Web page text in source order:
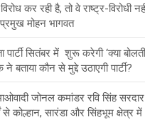
कर रही है, तो वे राष्ट्र-विरोधी
मोहन भागवत
सितंबर में शुरू करेगी ‘क्या
बताया कौन से मुद्दे उठाएगी पार्टी?
जोनल कमांडर रवि सिंह
से कोल्हान, सारंडा और सिंहभूम क्षेत्र